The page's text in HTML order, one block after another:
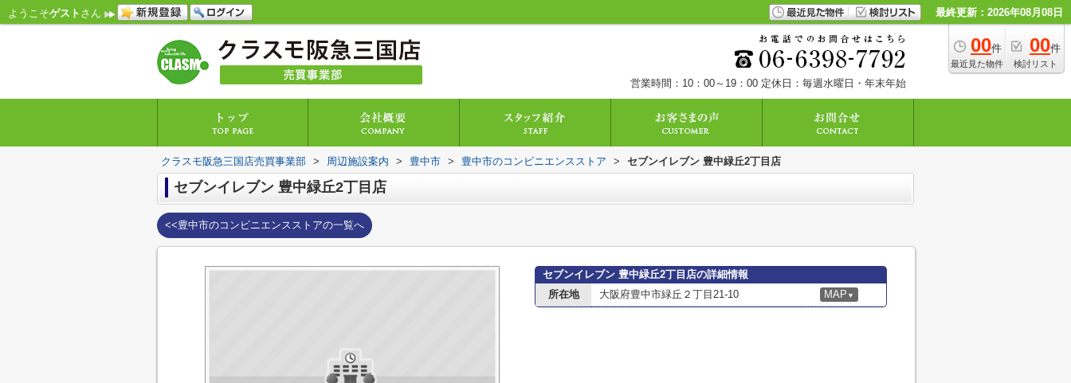
ようこそゲスト さん 最終更新：2026年08月08日
00件
最近見た物件
00件
検討リスト
営業時間：10：00～19：00 定休日：毎週水曜日・年末年始
クラスモ阪急三国店売買事業部 > 周辺施設案内 > 豊中市 > 豊中市のコンビニエンスストア > セブンイレブン 豊中緑丘2丁目店
セブンイレブン 豊中緑丘2丁目店
<<豊中市のコンビニエンスストアの一覧へ
セブンイレブン 豊中緑丘2丁目店の詳細情報
所在地
大阪府豊中市緑丘２丁目21-10 MAP ▼